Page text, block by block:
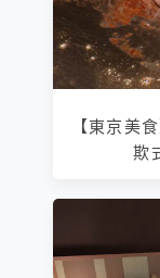
【東京美
欺